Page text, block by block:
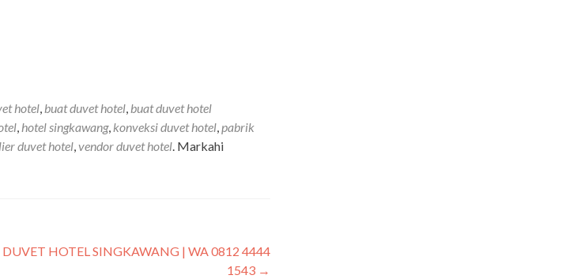
hotel, buat duvet hotel, buat duvet hotel
, hotel singkawang, konveksi duvet hotel,pabrik
duvet hotel,vendor duvet hotel. Markahi
HOTEL SINGKAWANG | WA 0812 4444
1543 →